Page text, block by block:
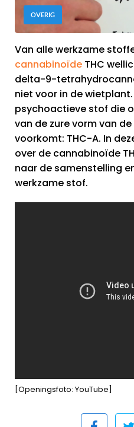
OVERIG
Van alle werkzame
cannabinoïde THC
delta-9-
niet voor in de
psychoactieve stof die
van de zure vorm van
voorkomt: THC-A. In
over de cannabinoïde
naar de samenstelling
werkzame stof.
[Openingsfoto: YouTube]